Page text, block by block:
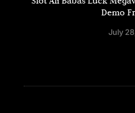
Demo
July